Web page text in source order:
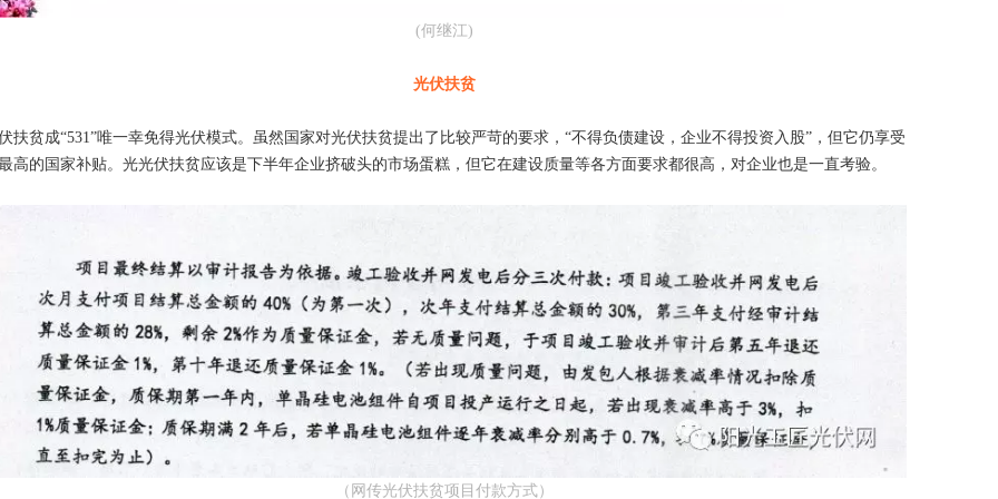
(何继江)
光伏扶贫
扶贫成“531”唯一幸免得光伏模式。虽然国家对光伏扶贫提出了比较严苛的要求，“不得负债建设，企业不得投资入股”，但它仍享受
高的国家补贴。光光伏扶贫应该是下半年企业挤破头的市场蛋糕，但它在建设质量等各方面要求都很高，对企业也是一直考验。
（网传光伏扶贫项目付款方式）